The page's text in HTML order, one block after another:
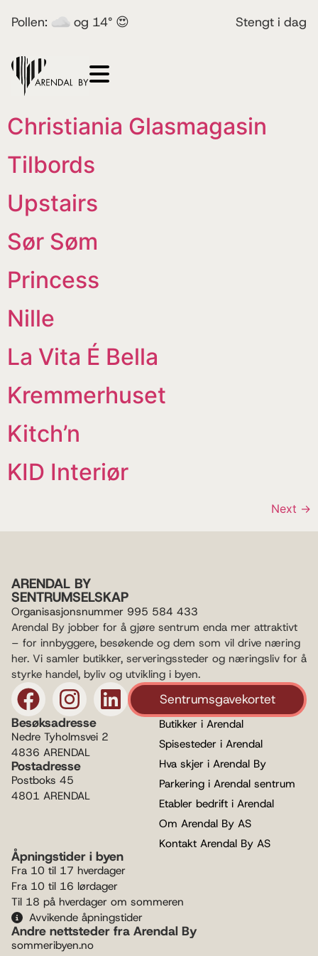
Pollen: og 14° 😍 Stengt i dag
Christiania Glasmagasin
Tilbords
Upstairs
Sør Søm
Princess
Nille
La Vita É Bella
Kremmerhuset
Kitch’n
KID Interiør
Next →
ARENDAL BY
SENTRUMSELSKAP
Organisasjonsnummer 995 584 433
Arendal By jobber for å gjøre sentrum enda mer attraktivt
– for innbyggere, besøkende og dem som vil drive næring
her. Vi samler butikker, serveringssteder og næringsliv for å
styrke handel, byliv og utvikling i byen.
Sentrumsgavekortet
Besøksadresse
Nedre Tyholmsvei 2
4836 ARENDAL
Postadresse
Postboks 45
4801 ARENDAL
Butikker i Arendal
Spisesteder i Arendal
Hva skjer i Arendal By
Parkering i Arendal sentrum
Etabler bedrift i Arendal
Om Arendal By AS
Kontakt Arendal By AS
Åpningstider i byen
Fra 10 til 17 hverdager
Fra 10 til 16 lørdager
Til 18 på hverdager om sommeren
Avvikende åpningstider
Andre nettsteder fra Arendal By
sommeribyen.no